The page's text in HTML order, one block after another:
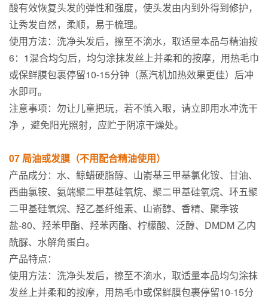
酸有效恢复头发的弹性和强度，使头发由内到外得到修护，
让秀发自然，柔顺，易于梳理。
使用方法：洗净头发后，擦至不滴水，取适量本品与精油按
6：1混合均匀后，均匀涂抹发丝上并柔和的按摩，用热毛巾
或保鲜膜包裹停留10-15分钟（蒸汽机加热效果更佳）后冲
水即可。
注意事项：勿让儿童把玩，若不慎入眼，请立即用水冲洗干
净 ，避免阳光照射，应贮于阴凉干燥处。
07 局油或发膜（不用配合精油使用）
产品成分：水、鲸蜡硬脂醇、山嵛基三甲基氯化铵、甘油、
西曲氯铵、氨端聚二甲基硅氧烷、聚二甲基硅氧烷、环五聚
二甲基硅氧烷、羟乙基纤维素、山嵛醇、香精、聚季铵
盐-80、羟苯甲酯、羟苯丙酯、柠檬酸、泛醇、DMDM 乙内
酰脲、水解角蛋白。
产品特点：
使用方法：洗净头发后，擦至不滴水，取适量本品均匀涂抹
发丝上并柔和的按摩，用热毛巾或保鲜膜包裹停留10-15分